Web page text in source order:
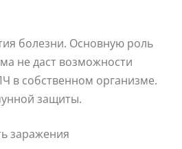
болезни. Основную роль
не даст возможности
в собственном организме.
защиты.